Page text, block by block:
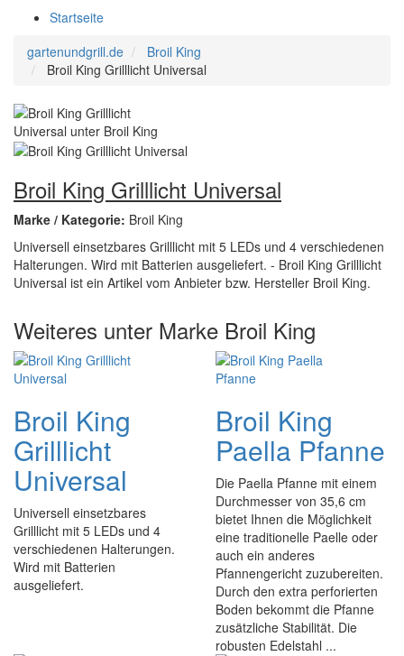
Startseite
gartenundgrill.de
Broil King
Broil King Grilllicht Universal
Broil King Grilllicht Universal
Marke / Kategorie: Broil King
Universell einsetzbares Grilllicht mit 5 LEDs und 4 verschiedenen
Halterungen. Wird mit Batterien ausgeliefert. - Broil King Grilllicht
Universal ist ein Artikel vom Anbieter bzw. Hersteller Broil King.
Weiteres unter Marke Broil King
Broil King
Grilllicht
Universal
Universell einsetzbares
Grilllicht mit 5 LEDs und 4
verschiedenen Halterungen.
Wird mit Batterien
ausgeliefert.
Broil King
Paella Pfanne
Die Paella Pfanne mit einem
Durchmesser von 35,6 cm
bietet Ihnen die Möglichkeit
eine traditionelle Paelle oder
auch ein anderes
Pfannengericht zuzubereiten.
Durch den extra perforierten
Boden bekommt die Pfanne
zusätzliche Stabilität. Die
robusten Edelstahl ...